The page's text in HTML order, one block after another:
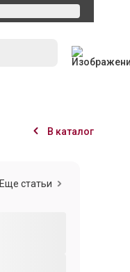
В каталог
Еще статьи